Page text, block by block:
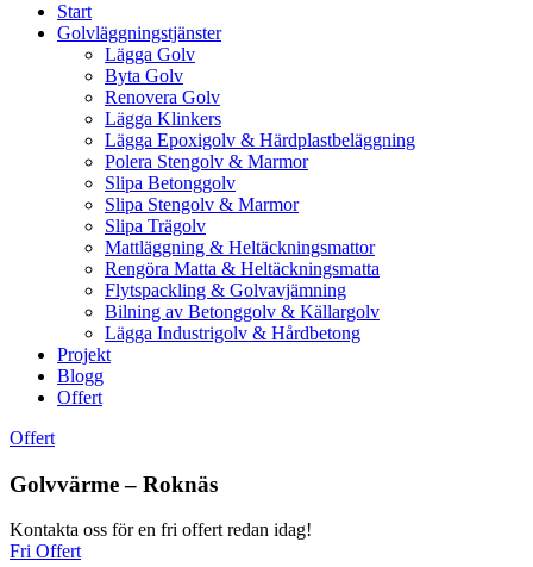
Start
Golvläggningstjänster
Lägga Golv
Byta Golv
Renovera Golv
Lägga Klinkers
Lägga Epoxigolv & Härdplastbeläggning
Polera Stengolv & Marmor
Slipa Betonggolv
Slipa Stengolv & Marmor
Slipa Trägolv
Mattläggning & Heltäckningsmattor
Rengöra Matta & Heltäckningsmatta
Flytspackling & Golvavjämning
Bilning av Betonggolv & Källargolv
Lägga Industrigolv & Hårdbetong
Projekt
Blogg
Offert
Offert
Golvvärme – Roknäs
Kontakta oss för en fri offert redan idag!
Fri Offert